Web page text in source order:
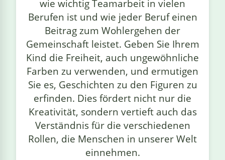
wie wichtig Teamarbeit in vielen
Berufen ist und wie jeder Beruf einen
Beitrag zum Wohlergehen der
Gemeinschaft leistet. Geben Sie Ihrem
Kind die Freiheit, auch ungewöhnliche
Farben zu verwenden, und ermutigen
Sie es, Geschichten zu den Figuren zu
erfinden. Dies fördert nicht nur die
Kreativität, sondern vertieft auch das
Verständnis für die verschiedenen
Rollen, die Menschen in unserer Welt
einnehmen.